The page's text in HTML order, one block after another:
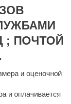
; ПОЧТОЙ
и оценочной
и оплачивается